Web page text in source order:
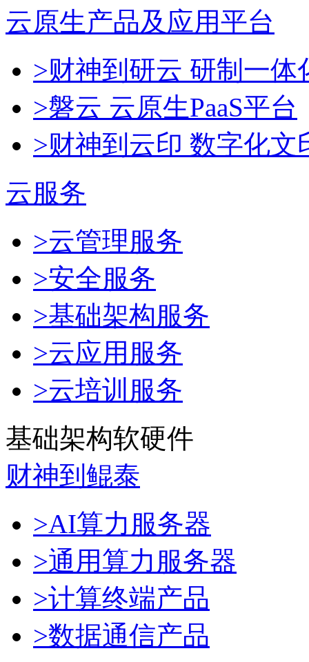
云原生产品及应用平台
>财神到研云 研制一
>磐云 云原生PaaS平台
>财神到云印 数字化文
云服务
>云管理服务
>安全服务
>基础架构服务
>云应用服务
>云培训服务
基础架构软硬件
财神到鲲泰
>AI算力服务器
>通用算力服务器
>计算终端产品
>数据通信产品